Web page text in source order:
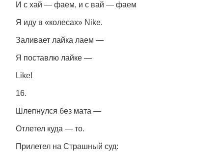
И с хай — фаем, и с вай — фаем
Я иду в «колесах» Nike.
Заливает лайка лаем —
Я поставлю лайке —
Like!
16.
Шлепнулся без мата —
Отлетел куда — то.
Прилетел на Страшный суд: